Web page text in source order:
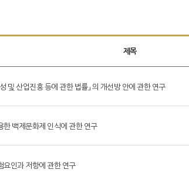
제목
및 산업진흥 등에 관한 법률」 의 개선방 안에 관한 연구
한 백제문화제 인식에 관한 연구
요인과 저항에 관한 연구